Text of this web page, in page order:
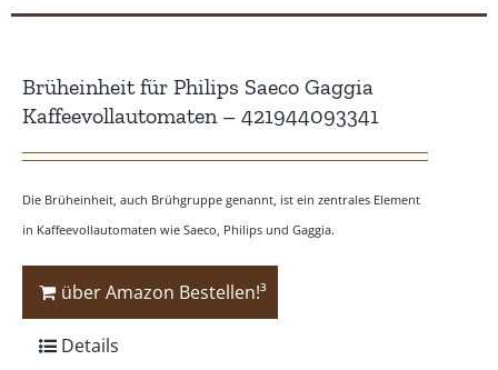
Brüheinheit für Philips Saeco Gaggia
Kaffeevollautomaten – 421944093341
Die Brüheinheit, auch Brühgruppe genannt, ist ein zentrales Element
in Kaffeevollautomaten wie Saeco, Philips und Gaggia.
über Amazon Bestellen!³
Details